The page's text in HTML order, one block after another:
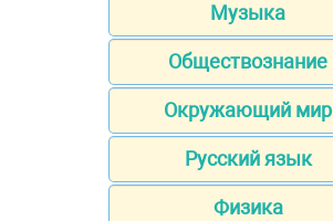
Музыка
Обществознание
Окружающий мир
Русский язык
Физика